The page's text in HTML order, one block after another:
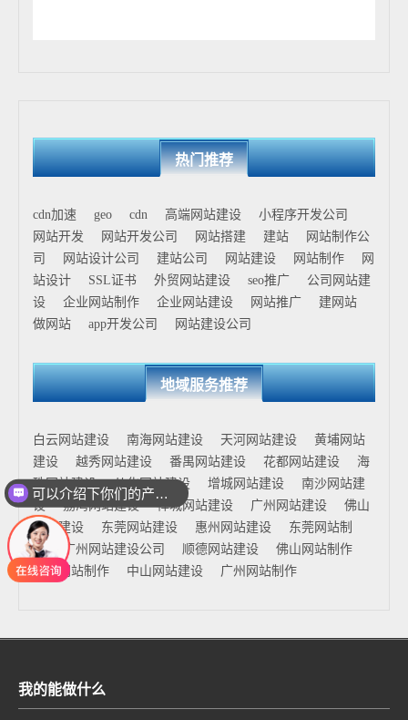
热门推荐
cdn加速 geo cdn 高端网站建设
小程序开发公司
网站开发
网站开发公司 网站搭建 建站
网站制作公
司
网站设计公司 建站公司 网站建设 网站制作
网
站设计
SSL证书 外贸网站建设 seo推广
公司网站建
设
企业网站制作 企业网站建设 网站推广
建网站
做网站
app开发公司 网站建设公司
地域服务推荐
白云网站建设 南海网站建设 天河网站建设
黄埔网站
建设
越秀网站建设 番禺网站建设 花都网站建设
海
珠网站建设
从化网站建设 增城网站建设
南沙网站建
设
荔湾网站建设 禅城网站建设 广州网站建设
佛山
网站建设
东莞网站建设 惠州网站建设
东莞网站制
作
广州网站建设公司 顺德网站建设
佛山网站制作
花都网站制作
中山网站建设 广州网站制作
我的能做什么